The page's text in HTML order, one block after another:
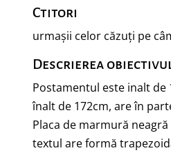
Ctitori
urmașii celor căzuți pe
Descrierea
Postamentul este inalt de
înalt de 172cm, are în
Placa de marmură neagră
textul are formă